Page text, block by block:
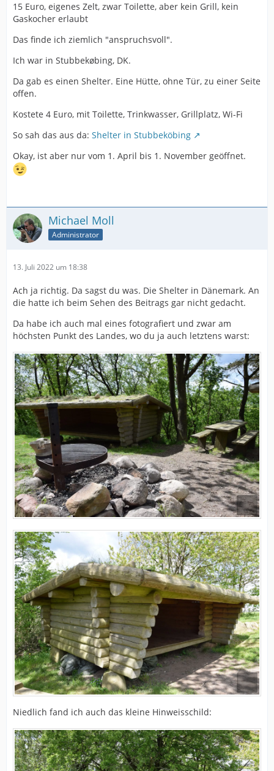
15 Euro, eigenes Zelt, zwar Toilette, aber kein Grill, kein
Gaskocher erlaubt
Das finde ich ziemlich "anspruchsvoll".
Ich war in Stubbekøbing, DK.
Da gab es einen Shelter. Eine Hütte, ohne Tür, zu einer Seite
offen.
Kostete 4 Euro, mit Toilette, Trinkwasser, Grillplatz, Wi-Fi
So sah das aus da: Shelter in Stubbeköbing
Okay, ist aber nur vom 1. April bis 1. November geöffnet.
Michael Moll
Administrator
13. Juli 2022 um 18:38
Ach ja richtig. Da sagst du was. Die Shelter in Dänemark. An
die hatte ich beim Sehen des Beitrags gar nicht gedacht.
Da habe ich auch mal eines fotografiert und zwar am
höchsten Punkt des Landes, wo du ja auch letztens warst:
Niedlich fand ich auch das kleine Hinweisschild: